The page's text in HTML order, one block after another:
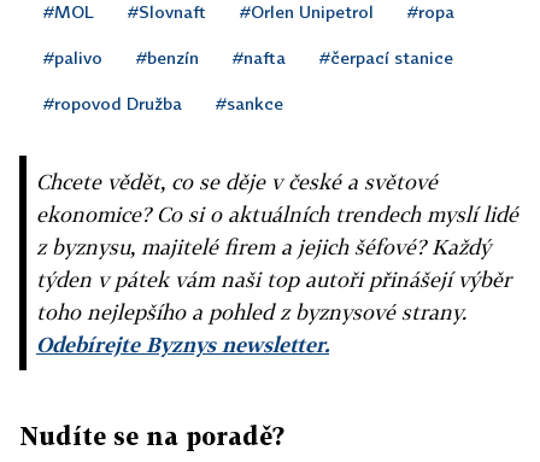
#MOL #Slovnaft #Orlen Unipetrol #ropa
#palivo #benzín #nafta #čerpací stanice
#ropovod Družba #sankce
Chcete vědět, co se děje v české a světové
ekonomice? Co si o aktuálních trendech myslí lidé
z byznysu, majitelé firem a jejich šéfové? Každý
týden v pátek vám naši top autoři přinášejí výběr
toho nejlepšího a pohled z byznysové strany.
Odebírejte Byznys newsletter.
Nudíte se na poradě?